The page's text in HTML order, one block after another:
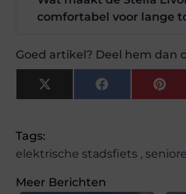
comfortabel voor lange
Goed artikel? Deel hem dan
X
(Twitter)
Facebook
Tags:
elektrische stadsfiets ,
Meer Berichten